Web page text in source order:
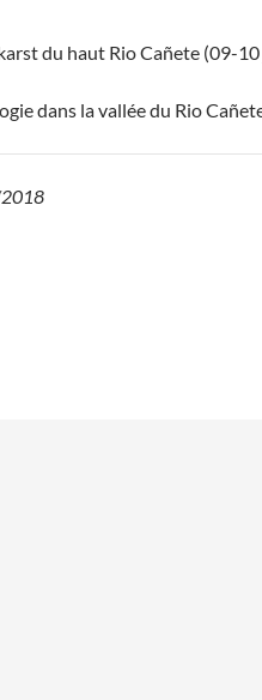
du haut Rio Cañete (09-
dans la vallée du Rio